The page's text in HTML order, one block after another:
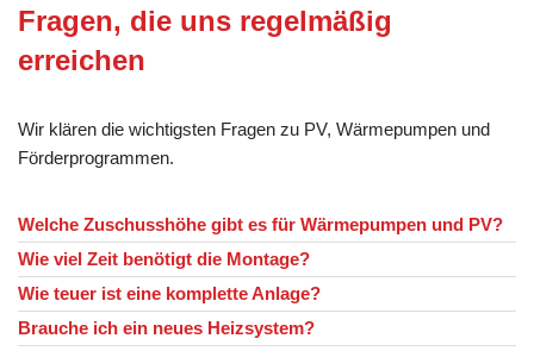
Fragen, die uns regelmäßig
erreichen
Wir klären die wichtigsten Fragen zu PV, Wärmepumpen und
Förderprogrammen.
Welche Zuschusshöhe gibt es für Wärmepumpen und PV?
Wie viel Zeit benötigt die Montage?
Wie teuer ist eine komplette Anlage?
Brauche ich ein neues Heizsystem?